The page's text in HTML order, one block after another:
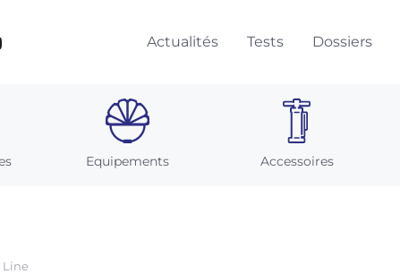
Actualités Tests Dossiers
Equipements Accessoires
Line